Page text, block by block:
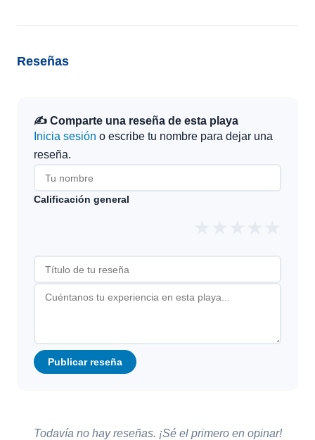
Reseñas
✍️ Comparte una reseña de esta playa
Inicia sesión o escribe tu nombre para dejar una
reseña.
Calificación general
Publicar reseña
Todavía no hay reseñas. ¡Sé el primero en opinar!